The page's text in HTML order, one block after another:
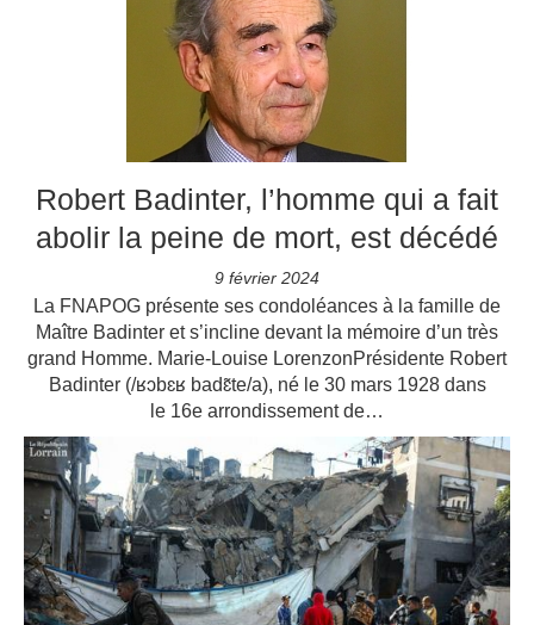
Robert Badinter, l’homme qui a fait
abolir la peine de mort, est décédé
9 février 2024
La FNAPOG présente ses condoléances à la famille de
Maître Badinter et s’incline devant la mémoire d’un très
grand Homme. Marie-Louise LorenzonPrésidente Robert
Badinter (/ʁɔbɛʁ badɛ̃te/a), né le 30 mars 1928 dans
le 16e arrondissement de…